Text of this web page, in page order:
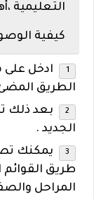
التعليمية
كيفية
ادخل
الطريق
بعد ذلك
الجديد .
يمكنك
طريق
المراحل